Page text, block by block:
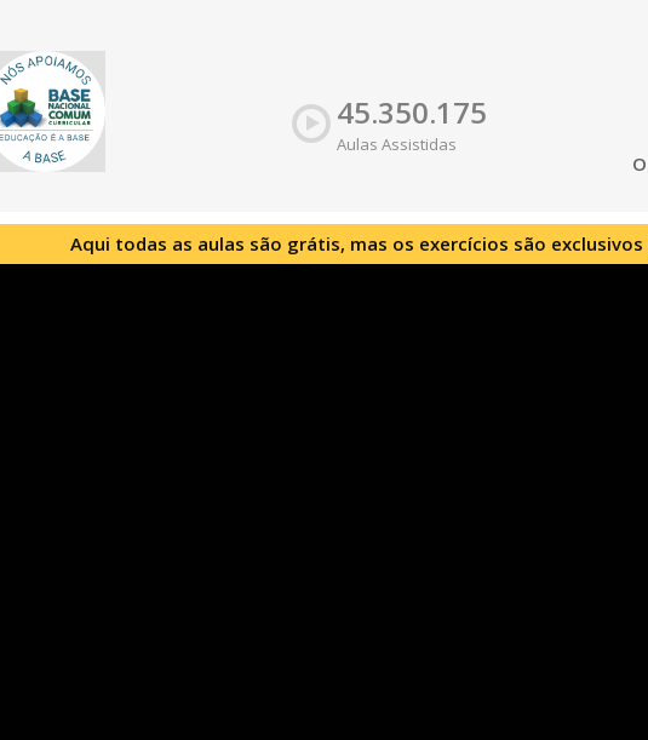
45.350.175
Aulas Assistidas
Aqui todas as aulas são grátis, mas os exercícios são exclusivos